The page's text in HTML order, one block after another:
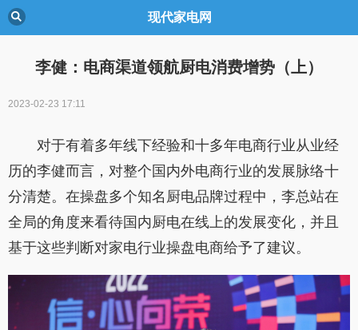
现代家电网
李健：电商渠道领航厨电消费增势（上）
2023-02-23 17:11
对于有着多年线下经验和十多年电商行业从业经
历的李健而言，对整个国内外电商行业的发展脉络十
分清楚。在操盘多个知名厨电品牌过程中，李总站在
全局的角度来看待国内厨电在线上的发展变化，并且
基于这些判断对家电行业操盘电商给予了建议。